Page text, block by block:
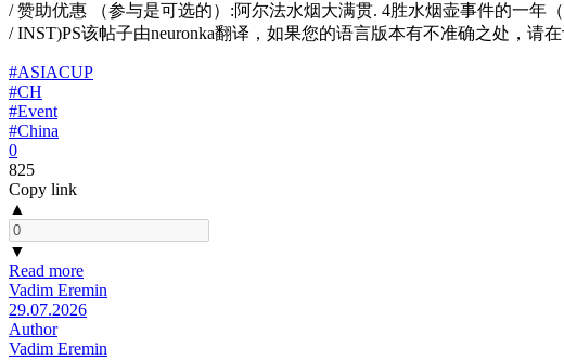
/ 赞助优惠 （参与是可选的）:阿尔法水烟大满贯. 4胜水烟壶事件的一年
/ INST)PS该帖子由neuronka翻译，如果您的语言版本有不准确之处，请在
#ASIACUP
#CH
#Event
#China
0
825
Copy link
▲
▼
Read more
Vadim Eremin
29.07.2026
Author
Vadim Eremin